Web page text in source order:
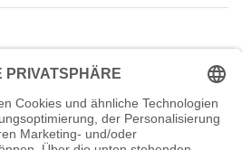
no availability for an appointment.
oderkontaktieren Sie uns.